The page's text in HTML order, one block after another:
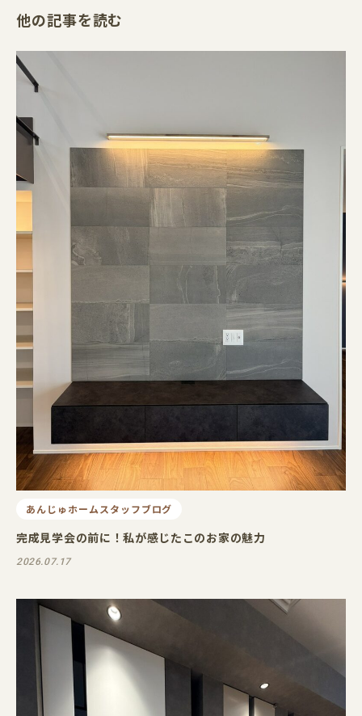
他の記事を読む
あんじゅホームスタッフブログ
完成見学会の前に！私が感じたこのお家の魅力
2026.07.17